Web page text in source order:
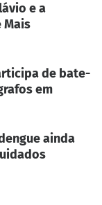
e a
Mais
de bate-
em
ainda